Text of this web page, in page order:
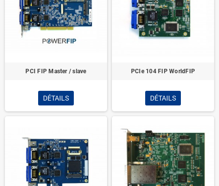
PCI FIP Master / slave
DÉTAILS
PCIe 104 FIP WorldFIP
DÉTAILS